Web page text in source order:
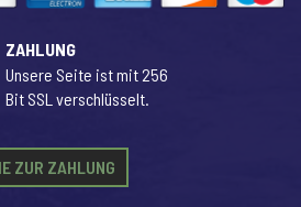
ZAHLUNG
Unsere Seite ist mit 256
Bit SSL verschlüsselt.
ZUR ZAHLUNG